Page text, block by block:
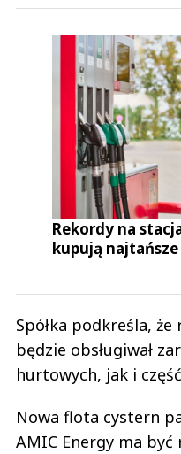
Rekordy na
kupują
Spółka podkreśla,
będzie obsługiwał
hurtowych, jak i
Nowa flota cystern
AMIC Energy ma